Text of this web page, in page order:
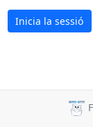
Inicia la sessió